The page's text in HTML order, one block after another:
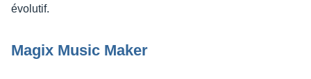
évolu­tif.
Magix Music Maker